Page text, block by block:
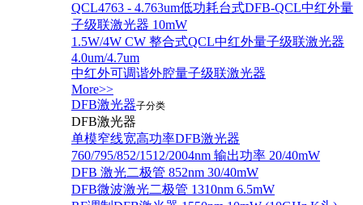
QCL4763 - 4.763um低功耗台式DFB-QCL中红外量
子级联激光器 10mW
1.5W/4W CW 整合式QCL中红外量子级联激光器
4.0um/4.7um
中红外可调谐外腔量子级联激光器
More>>
DFB激光器子分类
DFB激光器
单模窄线宽高功率DFB激光器
760/795/852/1512/2004nm 输出功率 20/40mW
DFB 激光二极管 852nm 30/40mW
DFB微波激光二极管 1310nm 6.5mW